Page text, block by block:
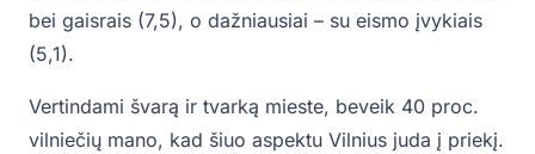
bei gaisrais (7,5), o dažniausiai – su eismo įvykiais
(5,1).
Vertindami švarą ir tvarką mieste, beveik 40 proc.
vilniečių mano, kad šiuo aspektu Vilnius juda į priekį.